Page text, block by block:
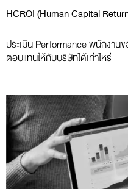
HCROI (Human Capital
ประเมิน Performance พนักงาน
ตอบแทนให้กับบริษัทได้เท่าไหร่